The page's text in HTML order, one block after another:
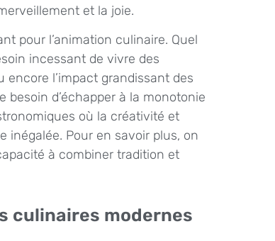
et la joie.
pour l’animation culinaire. Quel
incessant de vivre des
encore l’impact grandissant des
d’échapper à la monotonie
où la créativité et
inégalée. Pour en savoir plus, on
à combiner tradition et
culinaires modernes